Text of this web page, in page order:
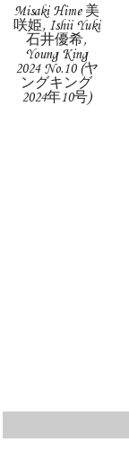
Misaki Hime 美
咲姫, Ishii Yuki
石井優希,
Young King
2024 No.10 (ヤ
ングキング
2024年10号)